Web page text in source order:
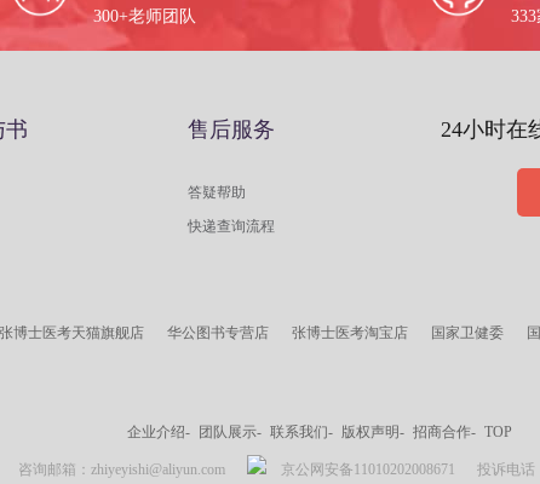
300+老师团队
书 售后服务
答疑帮助
快递查询流程
24小时在
张博士医考天猫旗舰店 华公图书专营店 张博士医考淘宝店 国家卫健委
企业介绍- 团队展示- 联系我们- 版权声明- 招商合作- TOP
咨询邮箱：zhiyeyishi@aliyun.com 京公网安备11010202008671 投诉电话